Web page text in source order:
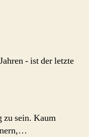
- ist der letzte
zu sein. Kaum